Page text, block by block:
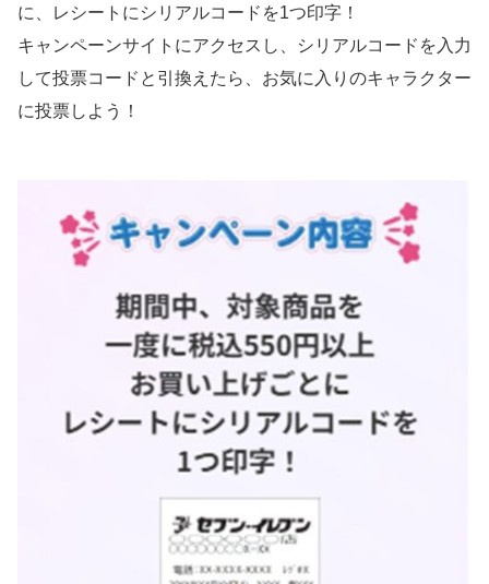
に、レシートにシリアルコードを1つ印字！
キャンペーンサイトにアクセスし、シリアルコードを⼊⼒
して投票コードと引換えたら、お気に⼊りのキャラクター
に投票しよう！